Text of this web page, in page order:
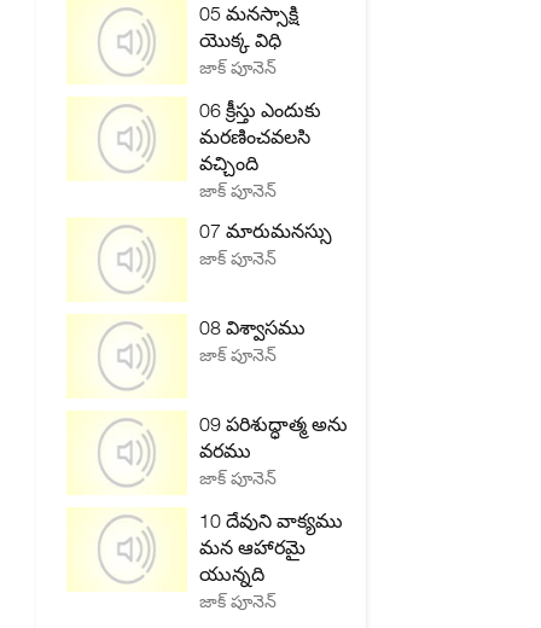
05 మనస్సాక్షి
యొక్క విధి
జాక్ పూనెన్
06 క్రీస్తు ఎందుకు
మరణించవలసి
వచ్చింది
జాక్ పూనెన్
07 మారుమనస్సు
జాక్ పూనెన్
08 విశ్వాసము
జాక్ పూనెన్
09 పరిశుద్ధాత్మ అను
వరము
జాక్ పూనెన్
10 దేవుని వాక్యము
మన ఆహారమై
యున్నది
జాక్ పూనెన్